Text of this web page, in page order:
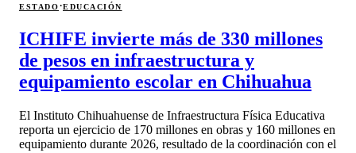
ESTADO·EDUCACIÓN
ICHIFE invierte más de 330 millones
de pesos en infraestructura y
equipamiento escolar en Chihuahua
El Instituto Chihuahuense de Infraestructura Física Educativa
reporta un ejercicio de 170 millones en obras y 160 millones en
equipamiento durante 2026, resultado de la coordinación con el